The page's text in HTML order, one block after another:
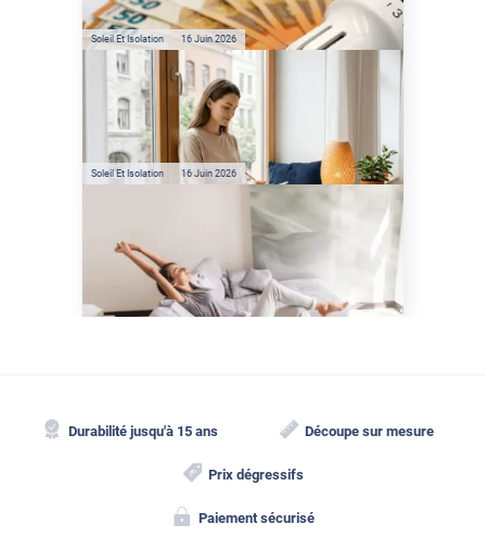
Soleil Et Isolation 16 Juin 2026
Préservez votre logement de
la chaleur : les conseils de
Jamy de C'est Pas Sorcier
Soleil Et Isolation 16 Juin 2026
Comment protéger sa
maison de la chaleur sans
climatisation ?
Durabilité jusqu'à 15 ans Découpe sur mesure
Prix dégressifs
Paiement sécurisé